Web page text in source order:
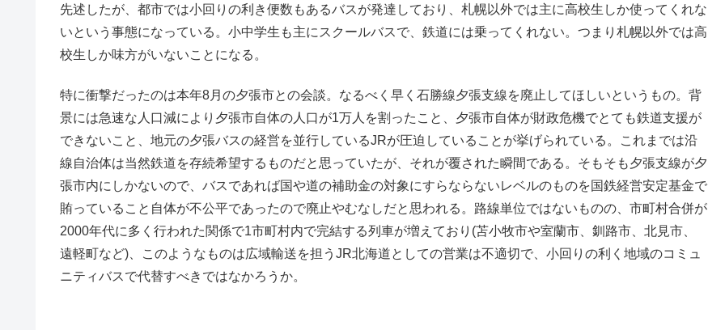
先述したが、都市では小回りの利き便数もあるバスが発達しており、札幌以外では主に高校生しか使ってくれな
いという事態になっている。小中学生も主にスクールバスで、鉄道には乗ってくれない。つまり札幌以外では高
校生しか味方がいないことになる。
特に衝撃だったのは本年8月の夕張市との会談。なるべく早く石勝線夕張支線を廃止してほしいというもの。背
景には急速な人口減により夕張市自体の人口が1万人を割ったこと、夕張市自体が財政危機でとても鉄道支援が
できないこと、地元の夕張バスの経営を並行しているJRが圧迫していることが挙げられている。これまでは沿
線自治体は当然鉄道を存続希望するものだと思っていたが、それが覆された瞬間である。そもそも夕張支線が夕
張市内にしかないので、バスであれば国や道の補助金の対象にすらならないレベルのものを国鉄経営安定基金で
賄っていること自体が不公平であったので廃止やむなしだと思われる。路線単位ではないものの、市町村合併が
2000年代に多く行われた関係で1市町村内で完結する列車が増えており(苫小牧市や室蘭市、釧路市、北見市、
遠軽町など)、このようなものは広域輸送を担うJR北海道としての営業は不適切で、小回りの利く地域のコミュ
ニティバスで代替すべきではなかろうか。